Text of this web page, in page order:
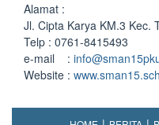
Alamat :
Jl. Cipta Karya KM.3 Kec.
Telp : 0761-8415493
e-mail :
Website :